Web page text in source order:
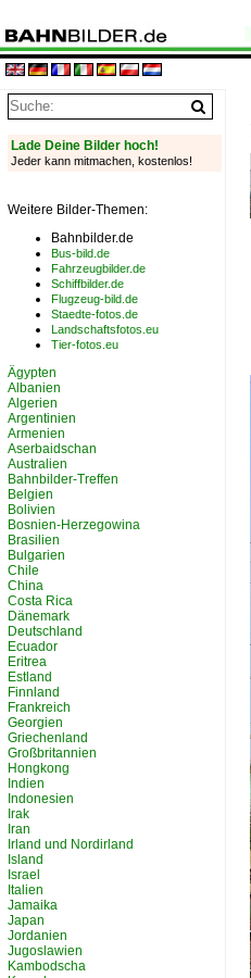
Lade Deine Bilder hoch!
Jeder kann mitmachen, kostenlos!
Weitere Bilder-Themen:
Bahnbilder.de
Bus-bild.de
Fahrzeugbilder.de
Schiffbilder.de
Flugzeug-bild.de
Staedte-fotos.de
Landschaftsfotos.eu
Tier-fotos.eu
Ägypten
Albanien
Algerien
Argentinien
Armenien
Aserbaidschan
Australien
Bahnbilder-Treffen
Belgien
Bolivien
Bosnien-Herzegowina
Brasilien
Bulgarien
Chile
China
Costa Rica
Dänemark
Deutschland
Ecuador
Eritrea
Estland
Finnland
Frankreich
Georgien
Griechenland
Großbritannien
Hongkong
Indien
Indonesien
Irak
Iran
Irland und Nordirland
Island
Israel
Italien
Jamaika
Japan
Jordanien
Jugoslawien
Kambodscha